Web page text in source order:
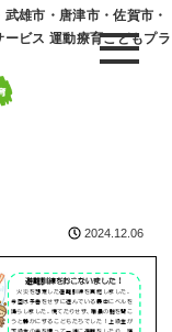
雄市・唐津市・佐賀市・
ビス 運動療育こどもプラ
2024.12.06